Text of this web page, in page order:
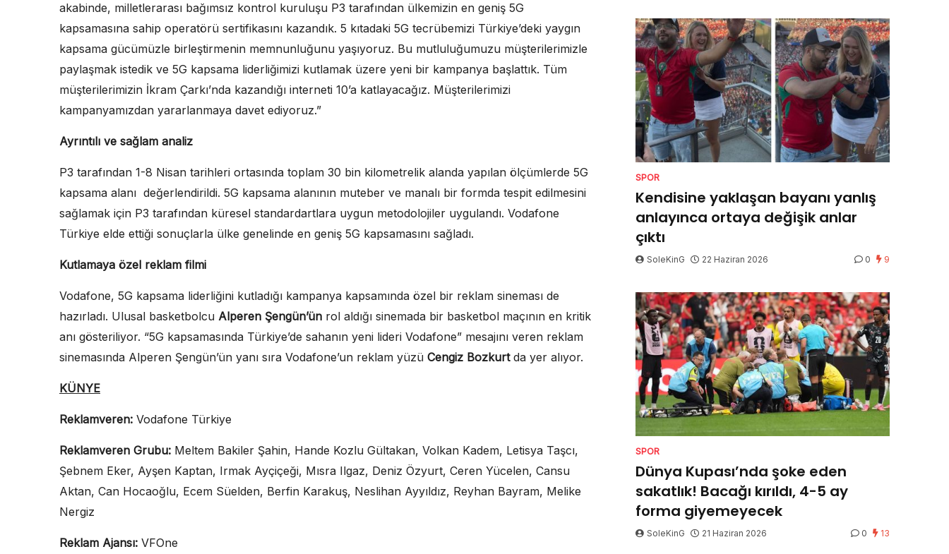
akabinde, milletlerarası bağımsız kontrol kuruluşu P3 tarafından ülkemizin en geniş 5G
kapsamasına sahip operatörü sertifikasını kazandık. 5 kıtadaki 5G tecrübemizi Türkiye’deki yaygın
kapsama gücümüzle birleştirmenin memnunluğunu yaşıyoruz. Bu mutluluğumuzu müşterilerimizle
paylaşmak istedik ve 5G kapsama liderliğimizi kutlamak üzere yeni bir kampanya başlattık. Tüm
müşterilerimizin İkram Çarkı’nda kazandığı interneti 10’a katlayacağız. Müşterilerimizi
kampanyamızdan yararlanmaya davet ediyoruz.”
Ayrıntılı ve sağlam analiz
P3 tarafından 1-8 Nisan tarihleri ortasında toplam 30 bin kilometrelik alanda yapılan ölçümlerde 5G
kapsama alanı değerlendirildi. 5G kapsama alanının muteber ve manalı bir formda tespit edilmesini
sağlamak için P3 tarafından küresel standardartlara uygun metodolojiler uygulandı. Vodafone
Türkiye elde ettiği sonuçlarla ülke genelinde en geniş 5G kapsamasını sağladı.
Kutlamaya özel reklam filmi
Vodafone, 5G kapsama liderliğini kutladığı kampanya kapsamında özel bir reklam sineması de
hazırladı. Ulusal basketbolcu Alperen Şengün’ün rol aldığı sinemada bir basketbol maçının en kritik
anı gösteriliyor. “5G kapsamasında Türkiye’de sahanın yeni lideri Vodafone” mesajını veren reklam
sinemasında Alperen Şengün’ün yanı sıra Vodafone’un reklam yüzü Cengiz Bozkurtda yer alıyor.
KÜNYE
Reklamveren: Vodafone Türkiye
Reklamveren Grubu: Meltem Bakiler Şahin, Hande Kozlu Gültakan, Volkan Kadem, Letisya Taşcı,
Şebnem Eker, Ayşen Kaptan, Irmak Ayçiçeği, Mısra Ilgaz, Deniz Özyurt, Ceren Yücelen, Cansu
Aktan, Can Hocaoğlu, Ecem Süelden, Berfin Karakuş, Neslihan Ayyıldız, Reyhan Bayram, Melike
Nergiz
Reklam Ajansı: VFOne
SPOR
Kendisine yaklaşan bayanı yanlış
anlayınca ortaya değişik anlar
çıktı
SoleKinG 22 Haziran 2026 0 9
SPOR
Dünya Kupası’nda şoke eden
sakatlık! Bacağı kırıldı, 4-5 ay
forma giyemeyecek
SoleKinG 21 Haziran 2026 0 13